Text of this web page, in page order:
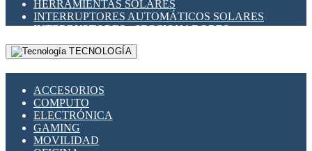
HERRAMIENTAS SOLARES
INTERRUPTORES AUTOMÁTICOS SOLARES
INTERRUPTORES - SECCIONADORES
FOTOVOLTÁICOS
MONTAJE PANEL SOLAR
SUPRESOR DE TRANSIENTES SPDS PARA
APLICACIONES FOTOVOLTAICAS
TECNOLOGÍA
ACCESORIOS
COMPUTO
ELECTRÓNICA
GAMING
MOVILIDAD